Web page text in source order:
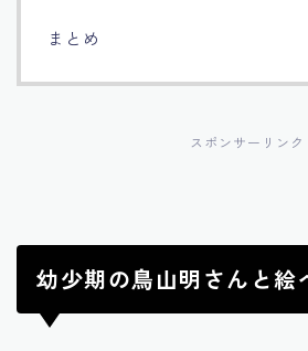
まとめ
スポンサーリンク
幼少期の鳥山明さんと絵